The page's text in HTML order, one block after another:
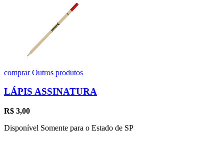
comprarOutros produtos
LÁPIS ASSINATURA
R$ 3,00
Disponível Somente para o Estado de SP